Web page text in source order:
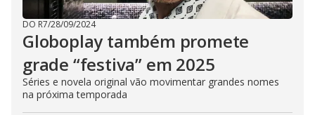
DO R7/28/09/2024
Globoplay também promete
grade “festiva” em 2025
Séries e novela original vão movimentar grandes nomes
na próxima temporada